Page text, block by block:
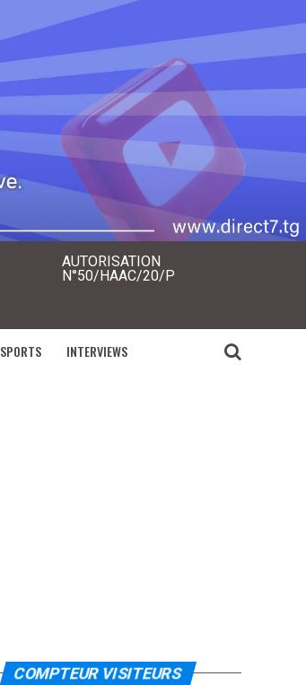
AUTORISATION
N°50/HAAC/20/P
SPORTS INTERVIEWS
COMPTEUR VISITEURS